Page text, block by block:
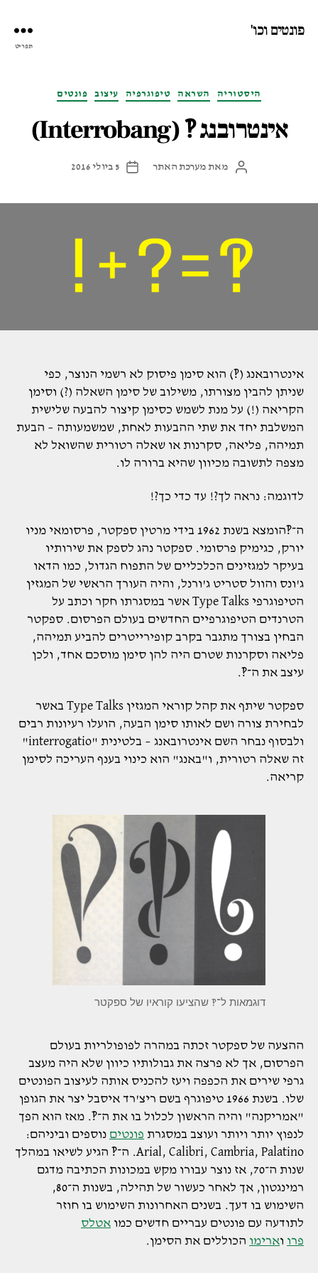
פונטים וכו'
תפריט
קטגוריות היסטוריה השראה טיפוגרפיה עיצוב פונטים
אינטרובנג ‽ (Interrobang)
המחבר
מאת מערכת האתר
תאריך
5 ביולי 2016
אינטרובאנג (‽) הוא סימן פיסוק לא רשמי הנוצר, כפי
שניתן להבין מצורתו, משילוב של סימן השאלה (?) וסימן
הקריאה (!) על מנת לשמש כסימן קיצור להבעה שלישית
המשלבת יחד את שתי ההבעות לאחת, שמשמעותה – הבעת
תמיהה, פליאה, סקרנות או שאלה רטורית שהשואל לא
מצפה לתשובה מכיוון שהיא ברורה לו.
לדוגמה: נראה לך?! עד כדי כך?!
ה־‽הומצא בשנת 1962 בידי מרטין ספקטר, פרסומאי מניו
יורק, כגימיק פרסומי. ספקטר נהג לספק את שירותיו
בעיקר למגזינים הכלכליים של התפוח הגדול, כמו הדאו
ג'ונס והוול סטריט ג'ורנל, והיה העורך הראשי של המגזין
הטיפוגרפי Type Talks אשר במסגרתו חקר וכתב על
הטרנדים הטיפוגרפיים החדשים בעולם הפרסום. ספקטר
הבחין בצורך מתגבר בקרב קופירייטרים להביע תמיהה,
פליאה וסקרנות שטרם היה להן סימן מוסכם אחד, ולכן
עיצב את ה־‽.
ספקטר שיתף את קהל קוראי המגזין Type Talks באשר
לבחירת צורה ושם לאותו סימן הבעה, הועלו רעיונות רבים
ולבסוף נבחר השם אינטרובאנג – בלטינית "interrogatio"
זה שאלה רטורית, ו"באנג" הוא כינוי בענף העריכה לסימן
קריאה.
דוגמאות ל־‽ שהציעו קוראיו של ספקטר
ההצעה של ספקטר זכתה במהרה לפופולריות בעולם
הפרסום, אך לא פרצה את גבולותיו כיוון שלא היה מעצב
גרפי שירים את הכפפה ויעז להכניס אותה לעיצוב הפונטים
שלו. בשנת 1966 טיפוגרף בשם ריצ'רד איסבל יצר את הגופן
"אמריקנה" והיה הראשון לכלול בו את ה־‽. מאז הוא הפך
לנפוץ יותר ויותר ועוצב במסגרת פונטים נוספים וביניהם:
Arial, Calibri, Cambria, Palatino. ה־‽ הגיע לשיאו במהלך
שנות ה־70, אז נוצר עבורו מקש במכונות הכתיבה מדגם
רמינגטון, אך לאחר כעשור של תהילה, בשנות ה־80,
השימוש בו דעך. בשנים האחרונות השימוש בו חוזר
לתודעה עם פונטים עבריים חדשים כמו אטלס
פרו וארימו הכוללים את הסימן.